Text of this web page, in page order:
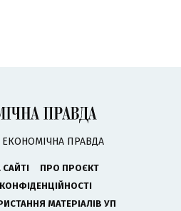
ЕКОНОМІЧНА ПРАВДА
ПРО ПРОЄКТ
МАТЕРІАЛІВ УП